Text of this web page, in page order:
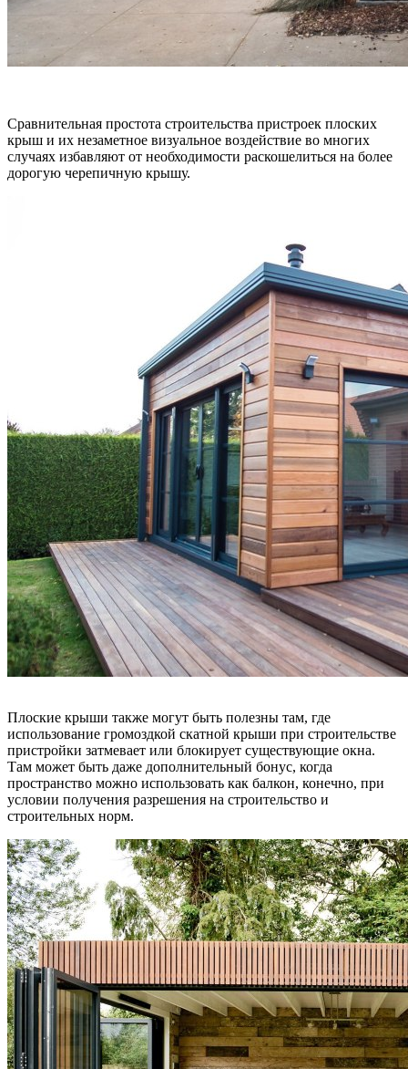
Сравнительная простота строительства пристроек плоских
крыш и их незаметное визуальное воздействие во многих
случаях избавляют от необходимости раскошелиться на более
дорогую черепичную крышу.
Плоские крыши также могут быть полезны там, где
использование громоздкой скатной крыши при строительстве
пристройки затмевает или блокирует существующие окна.
Там может быть даже дополнительный бонус, когда
пространство можно использовать как балкон, конечно, при
условии получения разрешения на строительство и
строительных норм.